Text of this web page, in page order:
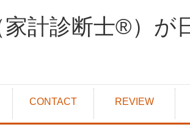
計診断士®）が
CONTACT REVIEW